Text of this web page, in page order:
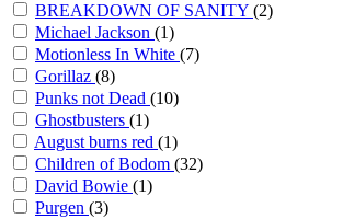
BREAKDOWN OF SANITY (2)
Michael Jackson (1)
Motionless In Whitе (7)
Gorillaz (8)
Punks not Dead (10)
Ghostbusters (1)
August burns red (1)
Children of Bodom (32)
David Bowie (1)
Purgen (3)